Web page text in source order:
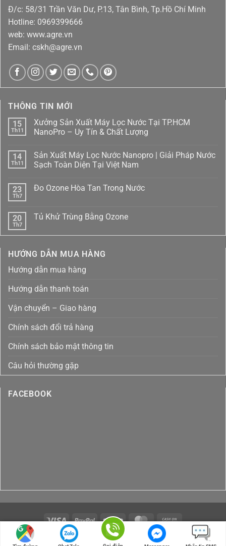
Đ/c: 58/31 Trần Văn Dư, P.13, Tân Bình, Tp.Hồ Chí Minh
Hotline: 0969399666
web: www.agre.vn
Email: cskh@agre.vn
THÔNG TIN MỚI
15
Th11
Xưởng Sản Xuất Máy Lọc Nước Tại TP.HCM
NanoPro – Uy Tín & Chất Lượng
bình
luận
ở
Xuất
Tại
TP.HCM
–
&
Lượng
14
Th11
Sản Xuất Máy Lọc Nước Nanopro | Giải Pháp Nước
Sạch Toàn Diện Tại Việt Nam
bình
Xuất
Máy
Nước
Giải
Nước
Sạch
Diện
Tại
Nam
23
Th7
Đo Ozone Hòa Tan Trong Nước
bình
luận
Ozone
Tan
Trong
20
Th7
Tủ Khử Trùng Bằng Ozone
có
ở
Khử
Trùng
Ozone
HƯỚNG DẪN MUA HÀNG
Hướng dẫn mua hàng
Hướng dẫn thanh toán
Vận chuyển – Giao hàng
Chính sách đổi trả hàng
Chính sách bảo mật thông tin
Câu hỏi thường gặp
FACEBOOK
Visa PayPal Stripe MasterCardCash
Delivery
Copyright 2026 © Thiết kế và phát triển bởi Truong